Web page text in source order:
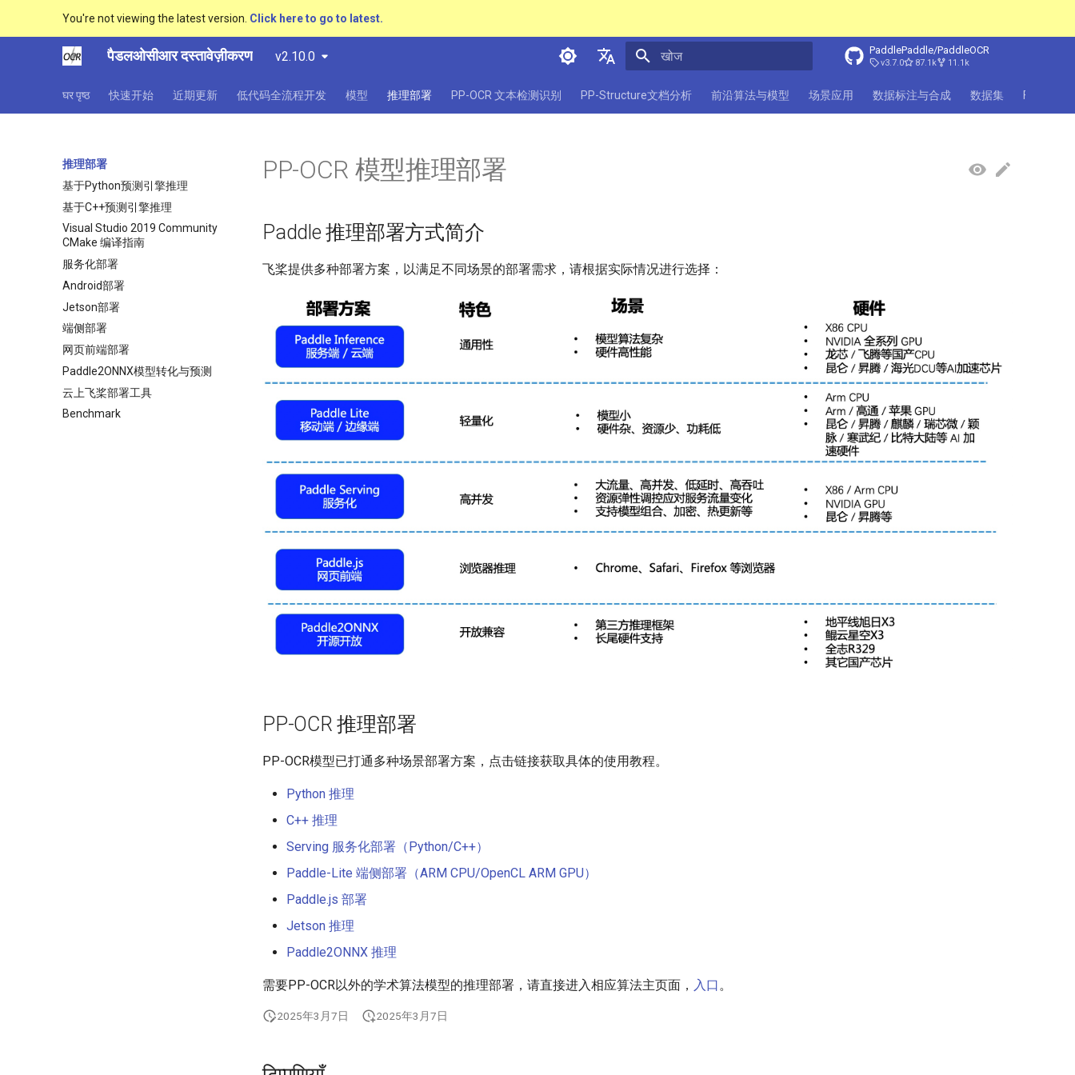
You're not viewing the latest version. Click here to go to latest.
पैडलओसीआर दस्तावेज़ीकरण v2.10.0
简体中文
Help translating
PaddlePaddle/PaddleOCR
v3.7.0 87.1k 11.1k
घर पृष्ठ 快速开始 近期更新 低代码全流程开发 模型 推理部署 PP-OCR 文本检测识别 PP-Structure文档分析 前沿算法与模型 场景应用 数据标注与合成 数据集 FAQ
推理部署
基于Python预测引擎推理
基于C++预测引擎推理
Visual Studio 2019 Community
CMake 编译指南
服务化部署
Android部署
Jetson部署
端侧部署
网页前端部署
Paddle2ONNX模型转化与预测
云上飞桨部署工具
Benchmark
PP-OCR 模型推理部署
Paddle 推理部署方式简介
飞桨提供多种部署方案，以满足不同场景的部署需求，请根据实际情况进行选择：
PP-OCR 推理部署
PP-OCR模型已打通多种场景部署方案，点击链接获取具体的使用教程。
Python 推理
C++ 推理
Serving 服务化部署（Python/C++）
Paddle-Lite 端侧部署（ARM CPU/OpenCL ARM GPU）
Paddle.js 部署
Jetson 推理
Paddle2ONNX 推理
需要PP-OCR以外的学术算法模型的推理部署，请直接进入相应算法主页面， 入口。
2025年3月7日 2025年3月7日